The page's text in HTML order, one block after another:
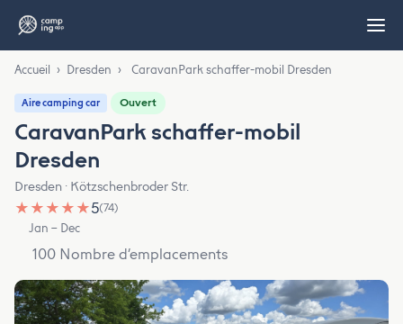
Accueil › Dresden › CaravanPark schaffer-mobil Dresden
Aire camping car Ouvert
CaravanPark schaffer-mobil
Dresden
Dresden · Kötzschenbroder Str.
★ ★ ★ ★ ★5(74)
Jan – Dec
100 Nombre d’emplacements